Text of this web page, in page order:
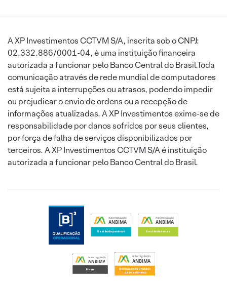
A XP Investimentos CCTVM S/A, inscrita sob o CNPJ:
02.332.886/0001-04, é uma instituição financeira
autorizada a funcionar pelo Banco Central do Brasil.Toda
comunicação através de rede mundial de computadores
está sujeita a interrupções ou atrasos, podendo impedir
ou prejudicar o envio de ordens ou a recepção de
informações atualizadas. A XP Investimentos exime-se de
responsabilidade por danos sofridos por seus clientes,
por força de falha de serviços disponibilizados por
terceiros. A XP Investimentos CCTVM S/A é instituição
autorizada a funcionar pelo Banco Central do Brasil.